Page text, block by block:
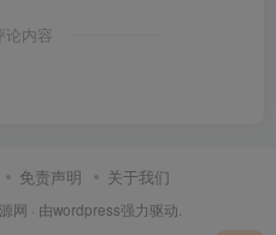
论内容
免责声明 关于我们
网 · 由wordpress强力驱动.